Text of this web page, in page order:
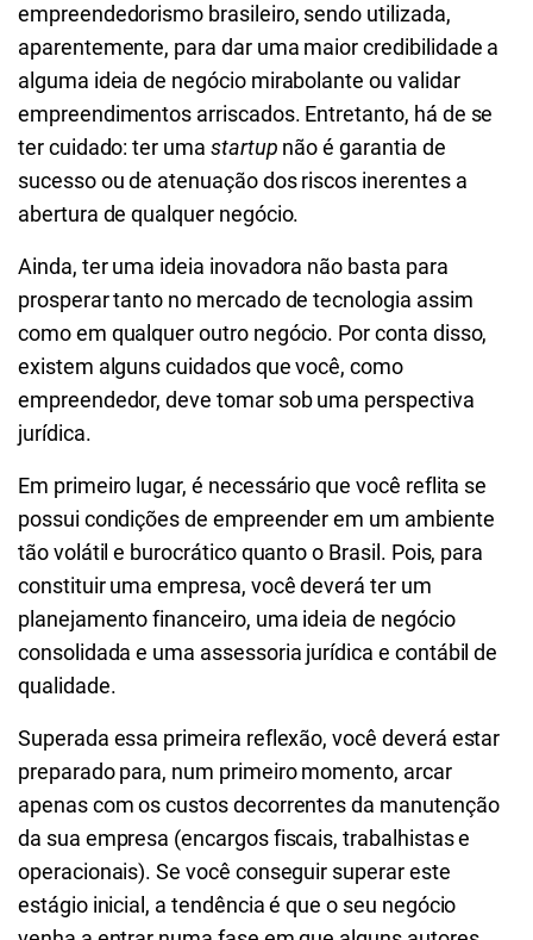
empreendedorismo brasileiro, sendo utilizada,
aparentemente, para dar uma maior credibilidade a
alguma ideia de negócio mirabolante ou validar
empreendimentos arriscados. Entretanto, há de se
ter cuidado: ter uma startup não é garantia de
sucesso ou de atenuação dos riscos inerentes a
abertura de qualquer negócio.
Ainda, ter uma ideia inovadora não basta para
prosperar tanto no mercado de tecnologia assim
como em qualquer outro negócio. Por conta disso,
existem alguns cuidados que você, como
empreendedor, deve tomar sob uma perspectiva
jurídica.
Em primeiro lugar, é necessário que você reflita se
possui condições de empreender em um ambiente
tão volátil e burocrático quanto o Brasil. Pois, para
constituir uma empresa, você deverá ter um
planejamento financeiro, uma ideia de negócio
consolidada e uma assessoria jurídica e contábil de
qualidade.
Superada essa primeira reflexão, você deverá estar
preparado para, num primeiro momento, arcar
apenas com os custos decorrentes da manutenção
da sua empresa (encargos fiscais, trabalhistas e
operacionais). Se você conseguir superar este
estágio inicial, a tendência é que o seu negócio